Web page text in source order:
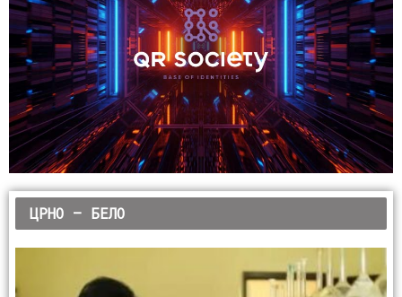
ЦРНО – БЕЛО